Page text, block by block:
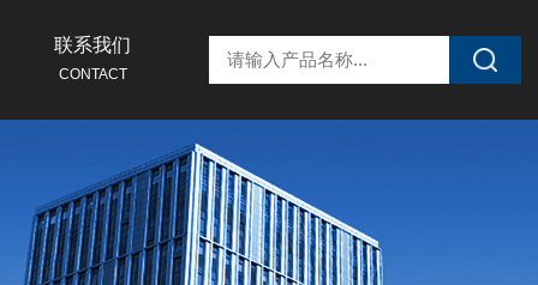
联系我们
CONTACT